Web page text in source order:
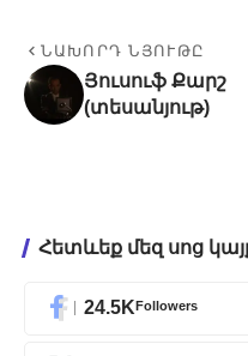
ՆԱԽՈՐԴ ՆՅՈՒԹԸ
Յուսուֆ Քարշ
(տեսանյութ)
Հետևեք մեզ սոց
24.5KFollowers